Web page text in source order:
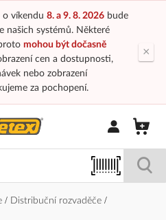
o víkendu 8. a 9. 8. 2026bude
našich systémů. Některé
mohou být dočasně
cen a dostupnosti,
nebo zobrazení
za pochopení.
×
Přihlásit/
Distribuční rozvaděče